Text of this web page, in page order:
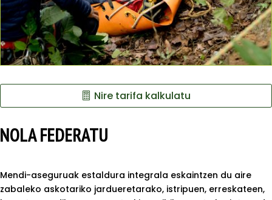
Nire tarifa kalkulatu
NOLA FEDERATU
Mendi-aseguruak estaldura integrala eskaintzen du aire
zabaleko askotariko jardueretarako, istripuen, erreskateen,